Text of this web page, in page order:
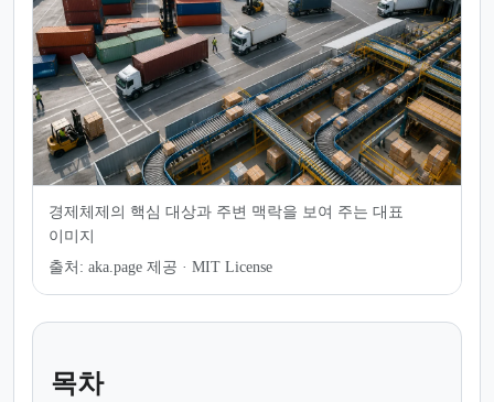
경제체제의 핵심 대상과 주변 맥락을 보여 주는 대표
이미지
출처: aka.page 제공 · MIT License
목차